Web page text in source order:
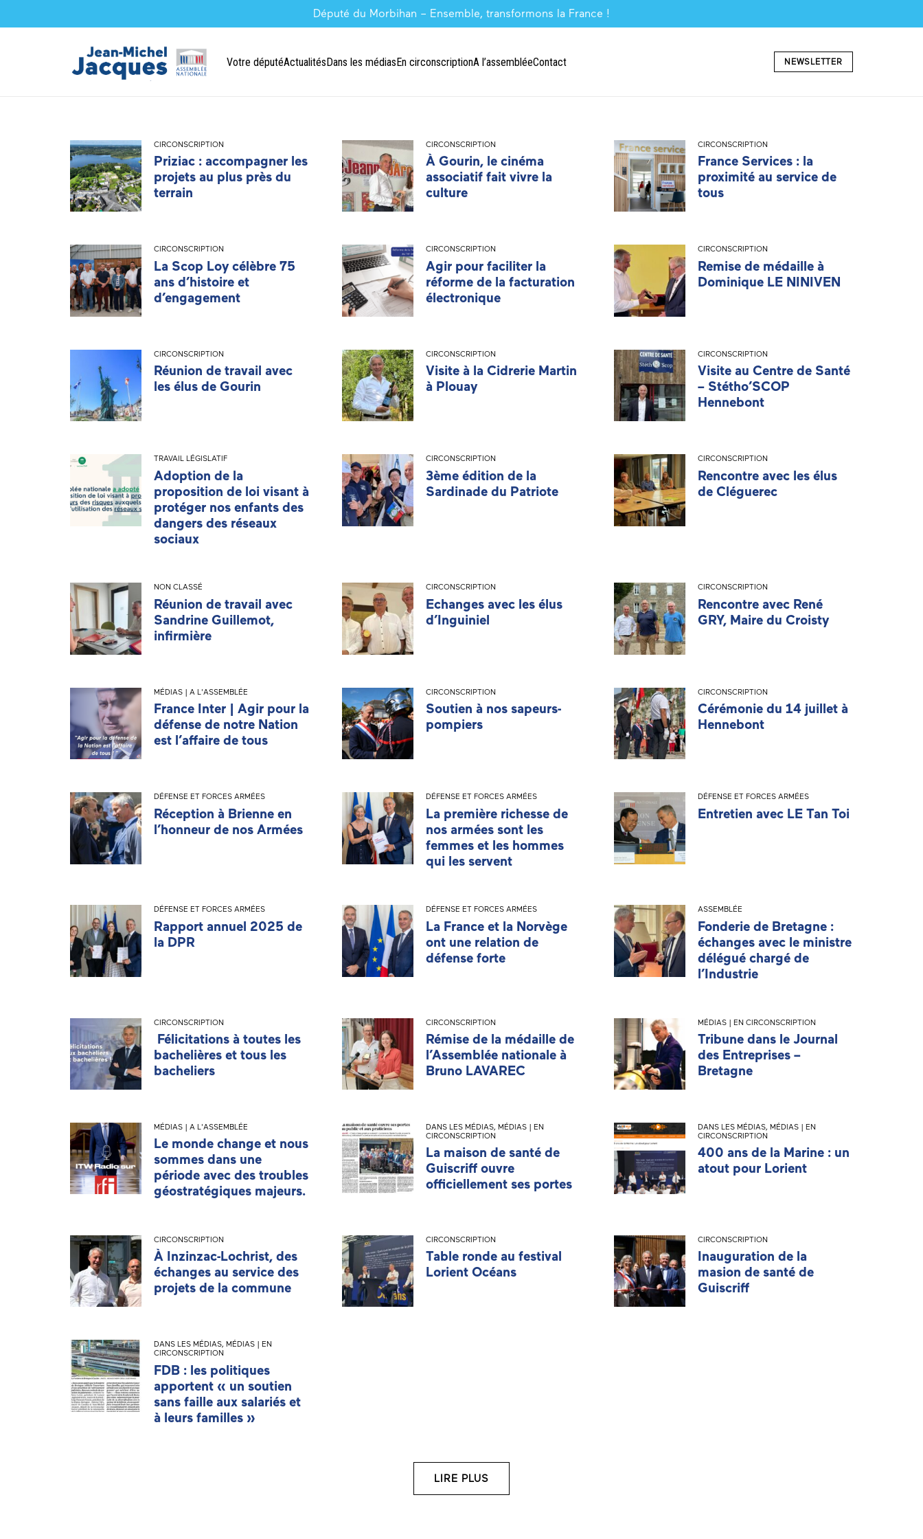
Député du Morbihan – Ensemble, transformons la France !
Votre députéActualitésDans les médiasEn circonscriptionA l’assembléeContact NEWSLETTER
CIRCONSCRIPTION
Priziac : accompagner les
projets au plus près du
terrain
CIRCONSCRIPTION
À Gourin, le cinéma
associatif fait vivre la
culture
CIRCONSCRIPTION
France Services : la
proximité au service de
tous
CIRCONSCRIPTION
La Scop Loy célèbre 75
ans d’histoire et
d’engagement
CIRCONSCRIPTION
Agir pour faciliter la
réforme de la facturation
électronique
CIRCONSCRIPTION
Remise de médaille à
Dominique LE NINIVEN
CIRCONSCRIPTION
Réunion de travail avec
les élus de Gourin
CIRCONSCRIPTION
Visite à la Cidrerie Martin
à Plouay
CIRCONSCRIPTION
Visite au Centre de Santé
– Stétho’SCOP
Hennebont
TRAVAIL LÉGISLATIF
Adoption de la
proposition de loi visant à
protéger nos enfants des
dangers des réseaux
sociaux
CIRCONSCRIPTION
3ème édition de la
Sardinade du Patriote
CIRCONSCRIPTION
Rencontre avec les élus
de Cléguerec
NON CLASSÉ
Réunion de travail avec
Sandrine Guillemot,
infirmière
CIRCONSCRIPTION
Echanges avec les élus
d’Inguiniel
CIRCONSCRIPTION
Rencontre avec René
GRY, Maire du Croisty
MÉDIAS | A L'ASSEMBLÉE
France Inter | Agir pour la
défense de notre Nation
est l’affaire de tous
CIRCONSCRIPTION
Soutien à nos sapeurs-
pompiers
CIRCONSCRIPTION
Cérémonie du 14 juillet à
Hennebont
DÉFENSE ET FORCES ARMÉES
Réception à Brienne en
l’honneur de nos Armées
DÉFENSE ET FORCES ARMÉES
La première richesse de
nos armées sont les
femmes et les hommes
qui les servent
DÉFENSE ET FORCES ARMÉES
Entretien avec LE Tan Toi
DÉFENSE ET FORCES ARMÉES
Rapport annuel 2025 de
la DPR
DÉFENSE ET FORCES ARMÉES
La France et la Norvège
ont une relation de
défense forte
ASSEMBLÉE
Fonderie de Bretagne :
échanges avec le ministre
délégué chargé de
l’Industrie
CIRCONSCRIPTION
Félicitations à toutes les
bachelières et tous les
bacheliers
CIRCONSCRIPTION
Rémise de la médaille de
l’Assemblée nationale à
Bruno LAVAREC
MÉDIAS | EN CIRCONSCRIPTION
Tribune dans le Journal
des Entreprises –
Bretagne
MÉDIAS | A L'ASSEMBLÉE
Le monde change et nous
sommes dans une
période avec des troubles
géostratégiques majeurs.
DANS LES MÉDIAS, MÉDIAS | EN
CIRCONSCRIPTION
La maison de santé de
Guiscriff ouvre
officiellement ses portes
DANS LES MÉDIAS, MÉDIAS | EN
CIRCONSCRIPTION
400 ans de la Marine : un
atout pour Lorient
CIRCONSCRIPTION
À Inzinzac-Lochrist, des
échanges au service des
projets de la commune
CIRCONSCRIPTION
Table ronde au festival
Lorient Océans
CIRCONSCRIPTION
Inauguration de la
masion de santé de
Guiscriff
DANS LES MÉDIAS, MÉDIAS | EN
CIRCONSCRIPTION
FDB : les politiques
apportent « un soutien
sans faille aux salariés et
à leurs familles »
LIRE PLUS